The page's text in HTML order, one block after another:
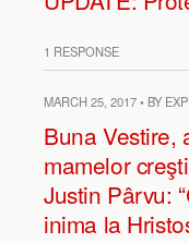
1 RESPONSE
MARCH 25, 2017 • BY
Buna Vestire,
mamelor
Justin Pârvu:
inima la